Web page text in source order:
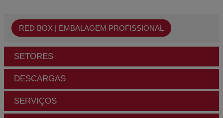
RED BOX | EMBALAGEM PROFISSIONAL
SETORES
DESCARGAS
SERVIÇOS